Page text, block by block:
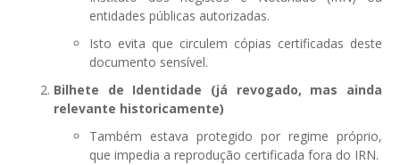
GESSNC-AP Reg. Completo
GESPopulação
GESRecrutamento
GESSIADAP III
entidades públicas autorizadas.
Isto evita que circulem cópias certificadas deste
documento sensível.
Bilhete de Identidade (já revogado, mas ainda
relevante historicamente)
Também estava protegido por regime próprio,
que impedia a reprodução certificada fora do IRN.